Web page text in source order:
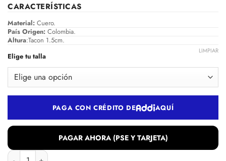
CARACTERÍSTICAS
Material: Cuero.
País Origen: Colombia.
Altura:Tacon 1.5cm.
Elige tu talla
LIMPIAR
Baleta en cuero oro cantidad
PAGAR AHORA (PSE Y TARJETA)
PAGA CON CRÉDITO DE AQUÍ